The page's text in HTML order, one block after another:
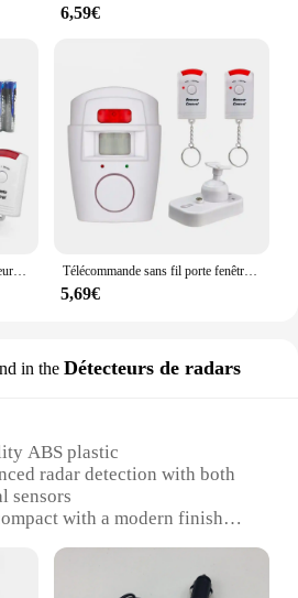
6,59€
Système d'alarme PIR avec capteur infrarouge, 2 télécommandes de sécurité à domicile sans fil, alarme antivol avec détecteur de mouvement, sirène SpringDB Télécommande sans fil porte fenêtre alarme maison sans fil PIR/capteur d'alarme de mouvement avec 2 alarmes télécommandées 120db
5,69€
in the Détecteurs de radars
ABS plastic
radar detection with both
sensors
with a modern finish
Includes all necessary